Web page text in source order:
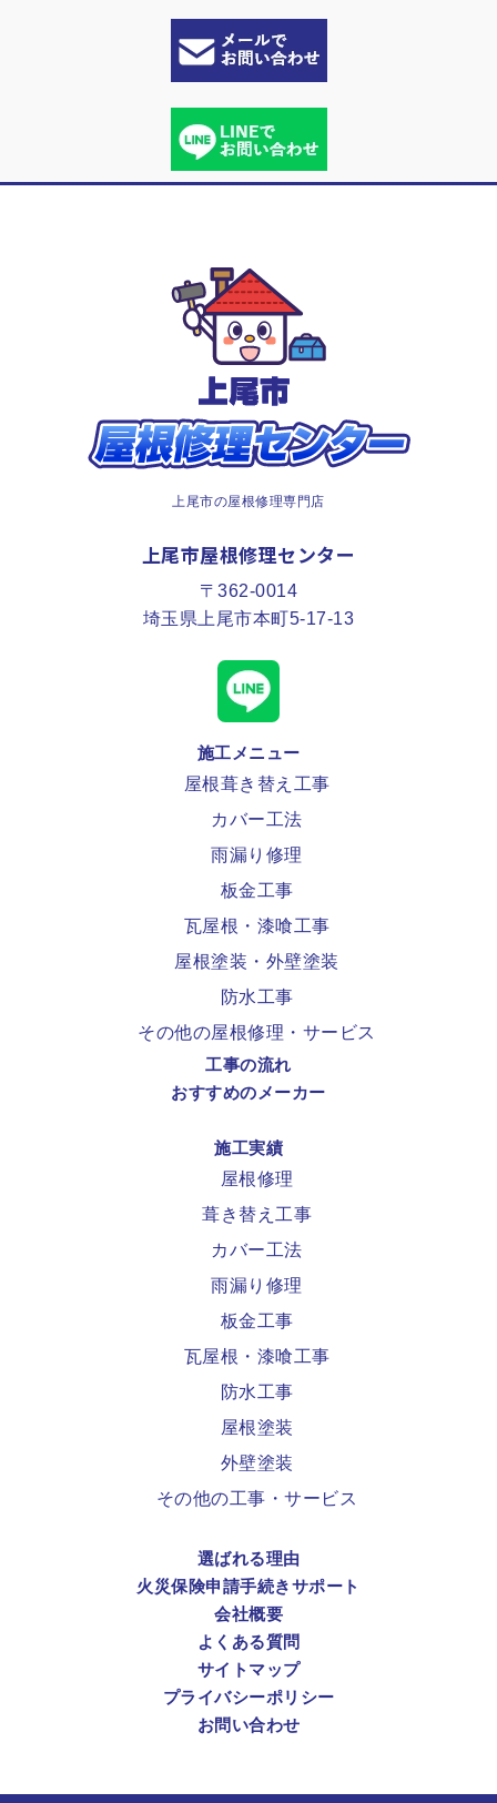
上尾市の屋根修理専門店
上尾市屋根修理センター
〒362-0014
埼玉県上尾市本町5-17-13
施工メニュー
屋根葺き替え工事
カバー工法
雨漏り修理
板金工事
瓦屋根・漆喰工事
屋根塗装・外壁塗装
防水工事
その他の屋根修理・サービス
工事の流れ
おすすめのメーカー
施工実績
屋根修理
葺き替え工事
カバー工法
雨漏り修理
板金工事
瓦屋根・漆喰工事
防水工事
屋根塗装
外壁塗装
その他の工事・サービス
選ばれる理由
火災保険申請手続きサポート
会社概要
よくある質問
サイトマップ
プライバシーポリシー
お問い合わせ